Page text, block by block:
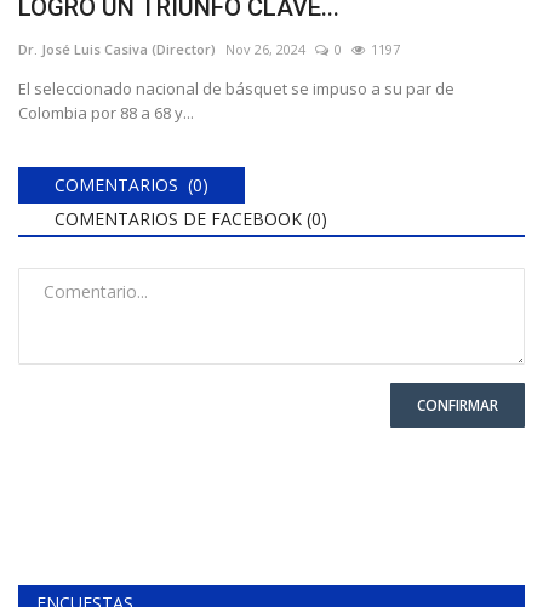
LOGRÓ UN TRIUNFO CLAVE...
Dr. José Luis Casiva (Director) Nov 26, 2024 0 1197
El seleccionado nacional de básquet se impuso a su par de
Colombia por 88 a 68 y...
COMENTARIOS (0)
COMENTARIOS DE FACEBOOK (0)
CONFIRMAR